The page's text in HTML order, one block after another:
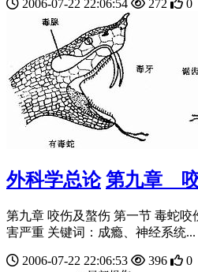
2006-07-22 22:06:54 272 0
外科学总论 第九章
第九章 咬伤及螯伤 第一节 毒蛇
害严重 关键词：成瘾、神经系统...
2006-07-22 22:06:53 396 0